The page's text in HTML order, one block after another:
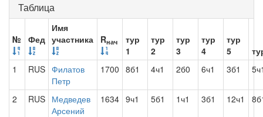
Таблица
№ Фед
Имя
участника
Rнач
тур
1
тур
2
тур
3
тур
4
тур
5
1
RUS Филатов
Петр
1700 8б1 4ч1 2б0 6ч1 3б1
2 RUS Медведев
Арсений
1634 9ч1 5б1 1ч1 3б1 12ч1